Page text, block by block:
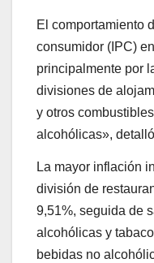
El comportamiento
consumidor (IPC)
principalmente por
divisiones de
y otros
alcohólicas»,
La mayor inflación
división de
9,51%, seguida de
alcohólicas y
bebidas no